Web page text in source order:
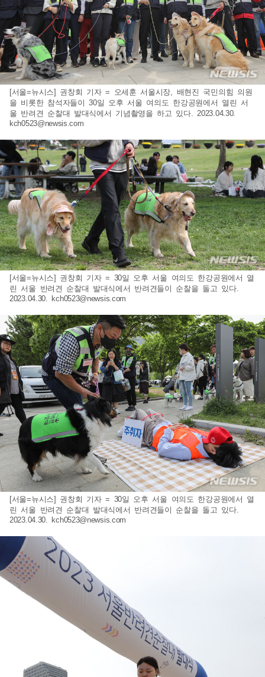
[서울=뉴시스] 권창회 기자 = 오세훈 서울시장, 배현진 국민의힘 의원
을 비롯한 참석자들이 30일 오후 서울 여의도 한강공원에서 열린 서
울 반려견 순찰대 발대식에서 기념촬영을 하고 있다. 2023.04.30.
kch0523@newsis.com
[서울=뉴시스] 권창회 기자 = 30일 오후 서울 여의도 한강공원에서 열
린 서울 반려견 순찰대 발대식에서 반려견들이 순찰을 돌고 있다.
2023.04.30.
kch0523@newsis.com
[서울=뉴시스] 권창회 기자 = 30일 오후 서울 여의도 한강공원에서 열
린 서울 반려견 순찰대 발대식에서 반려견들이 순찰을 돌고 있다.
2023.04.30. kch0523@newsis.com